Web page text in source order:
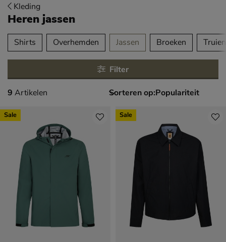
Kleding
Heren jassen
over
Shirts Overhemden Jassen Broeken
Filter
9 artikelen
9 Artikelen Sorteren op:
Sale Sale